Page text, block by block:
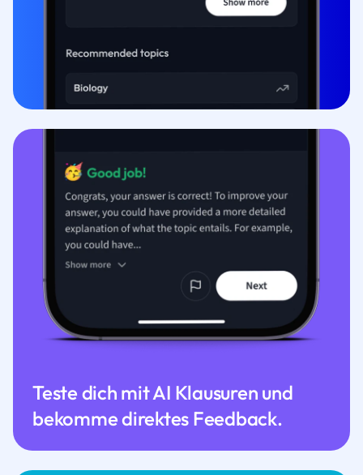
Teste dich mit AI Klausuren und
bekomme direktes Feedback.